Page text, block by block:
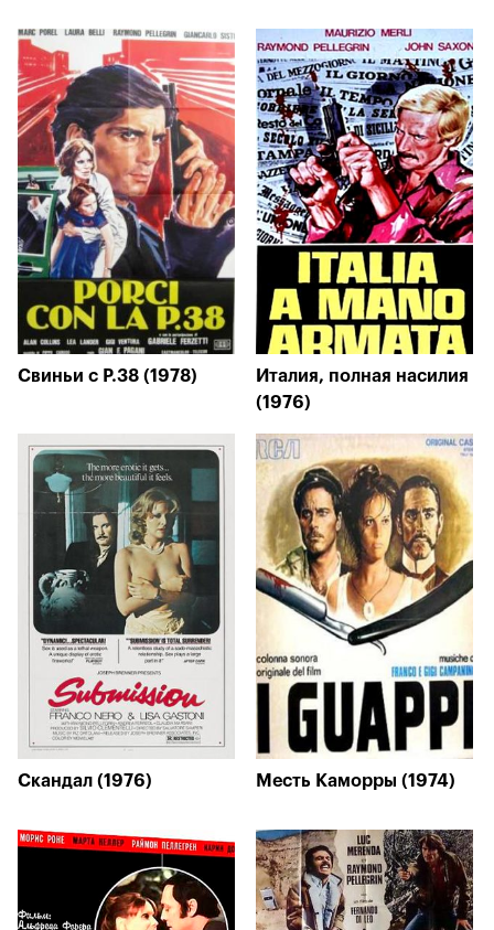
Свиньи с P.38 (1978)
Италия, полная насилия
(1976)
Скандал (1976) Месть Каморры (1974)